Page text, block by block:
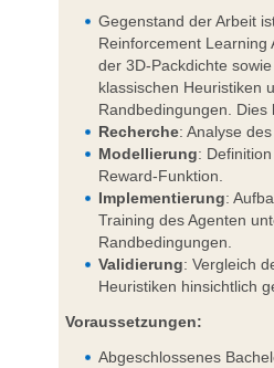
Gegenstand der Arbeit
Reinforcement
der 3D-Packdichte
klassischen Heuristiken
Randbedingungen.
Recherche: Analyse
Modellierung:
Reward-Funktion.
Implementierung:
Training des Agenten
Randbedingungen.
Validierung: Vergleich
Heuristiken hinsichtlich
Voraussetzungen:
Abgeschlossenes